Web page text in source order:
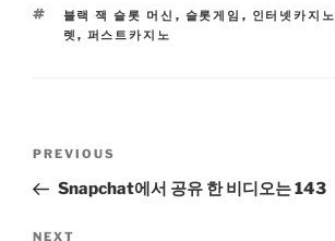
TAGS
블랙 잭 슬롯 머신 , 슬롯게임 , 인터넷카지노
렛 , 퍼스트카지노
Previous
Post
PREVIOUS
Snapchat에서 공유 한 비디오는 143
NEXT